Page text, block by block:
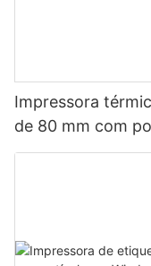
Impressora
de 80 mm com